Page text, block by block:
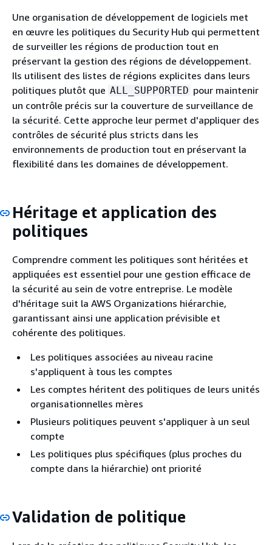
Une organisation de développement de logiciels met
en œuvre les politiques du Security Hub qui permettent
de surveiller les régions de production tout en
préservant la gestion des régions de développement.
Ils utilisent des listes de régions explicites dans leurs
politiques plutôt que ALL_SUPPORTED pour maintenir
un contrôle précis sur la couverture de surveillance de
la sécurité. Cette approche leur permet d'appliquer des
contrôles de sécurité plus stricts dans les
environnements de production tout en préservant la
flexibilité dans les domaines de développement.
Héritage et application des
politiques
Comprendre comment les politiques sont héritées et
appliquées est essentiel pour une gestion efficace de
la sécurité au sein de votre entreprise. Le modèle
d'héritage suit la AWS Organizations hiérarchie,
garantissant ainsi une application prévisible et
cohérente des politiques.
Les politiques associées au niveau racine
s'appliquent à tous les comptes
Les comptes héritent des politiques de leurs unités
organisationnelles mères
Plusieurs politiques peuvent s'appliquer à un seul
compte
Les politiques plus spécifiques (plus proches du
compte dans la hiérarchie) ont priorité
Validation de politique